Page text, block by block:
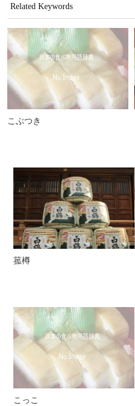
Related Keywords
こぶつき
菰樽
こっこ